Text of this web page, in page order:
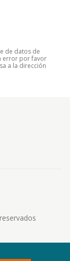
de datos de
error por favor
a la dirección